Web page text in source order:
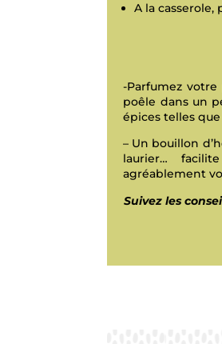
A la casserole,
-Parfumez
poêle dans un
épices telles
– Un bouillon
laurier…
agréablement
Suivez les